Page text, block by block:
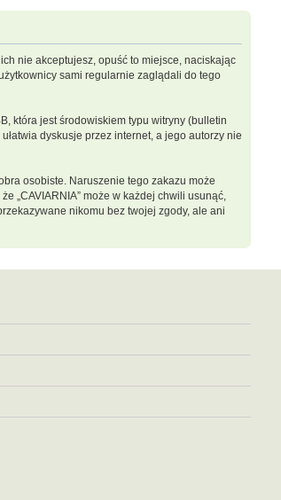
ich nie akceptujesz, opuść to miejsce, naciskając
sami regularnie zaglądali do tego
która jest środowiskiem typu witryny (bulletin
dyskusje przez internet, a jego autorzy nie
osobiste. Naruszenie tego zakazu może
„CAVIARNIA” może w każdej chwili usunąć,
nikomu bez twojej zgody, ale ani